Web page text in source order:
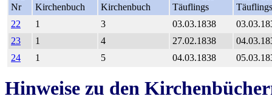
Nr
Kirchenbuch
Kirchenbuch
Täuflings
Täuflings
22
1 3 03.03.1838
23
1 4 27.02.1838
24
1 5 04.03.1838
Hinweise zu den